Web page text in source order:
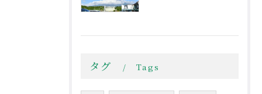
タグ Tags